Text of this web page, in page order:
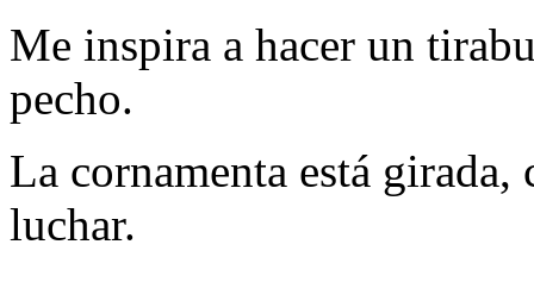
Me inspira a hacer un
pecho.
La cornamenta está
luchar.